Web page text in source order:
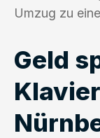
Umzug zu
Geld